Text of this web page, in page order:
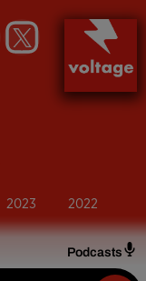
Podcasts
2023 2022